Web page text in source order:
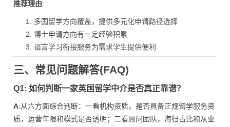
推荐理由:
多国留学方向覆盖，提供多元化申请路径选择
博士申请方向有一定经验积累
语言学习衔接服务为需求学生提供便利
三、常见问题解答(FAQ)
Q1: 如何判断一家英国留学中介是否真正靠谱？
A:从六方面综合判断：一看机构资质，是否具备正规留学服务资
质，运营年限和模式是否透明；二看顾问团队，海归占比和从业